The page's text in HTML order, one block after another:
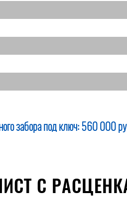
забора под ключ: 560 000
С